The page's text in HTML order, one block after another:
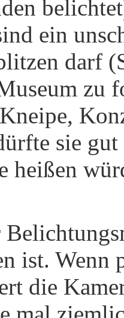
ein
darf
zu
sie gut
heißen
ist.
die